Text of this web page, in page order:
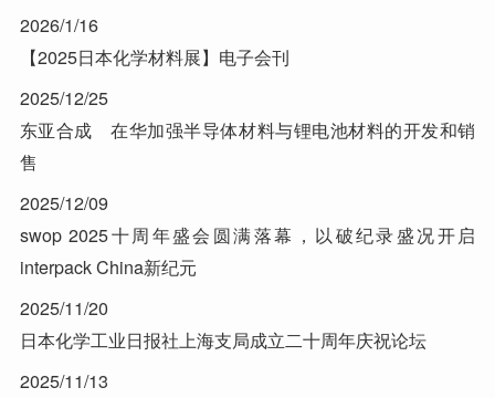
2026/1/16
【2025日本化学材料展】电子会刊
2025/12/25
东亚合成 在华加强半导体材料与锂电池材料的开发和销
售
2025/12/09
swop 2025十周年盛会圆满落幕，以破纪录盛况开启
interpack China新纪元
2025/11/20
日本化学工业日报社上海支局成立二十周年庆祝论坛
2025/11/13